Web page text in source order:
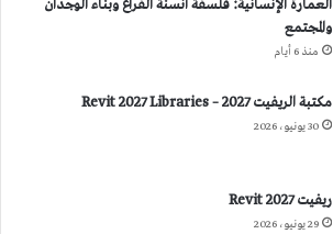
العمارة الإنسانية: فلسفة أنسنة الفراغ وبناء الوجدان
والمجتمع
منذ 6 أيام
مكتبة الريفيت 2027 – Revit 2027 Libraries
30 يونيو، 2026
ريفيت 2027 Revit
29 يونيو، 2026